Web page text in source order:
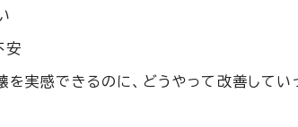
安
を実感できるのに、どうやって改善して